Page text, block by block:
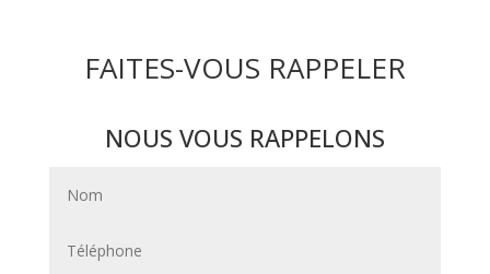
FAITES-VOUS RAPPELER
NOUS VOUS RAPPELONS